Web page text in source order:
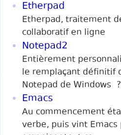
Etherpad
Etherpad, traitement
collaboratif en ligne
Notepad2
Entièrement
le remplaçant définitif
Notepad de Windows ?
Emacs
Au commencement
verbe, puis vint Emacs